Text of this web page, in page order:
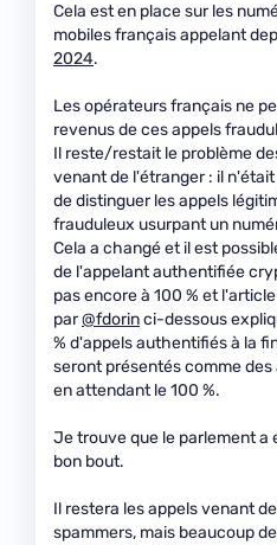
Cela est en place sur les
mobiles français appelant
2024.
Les opérateurs français ne
revenus de ces appels
Il reste/restait le problème
venant de l'étranger : il
de distinguer les appels
frauduleux usurpant un
Cela a changé et il est
de l'appelant authentifiée
pas encore à 100 % et
par@fdorinci-dessous
% d'appels authentifiés à la
seront présentés comme
en attendant le 100 %.
Je trouve que le parlement a
bon bout.
Il restera les appels venant
spammers, mais beaucoup